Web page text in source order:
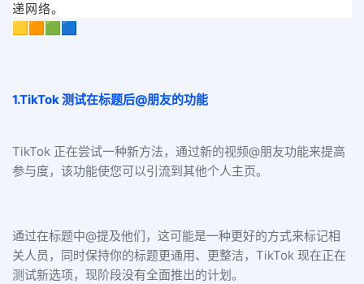
递网络。
🟨🟧🟩🟦
1.TikTok 测试在标题后@朋友的功能
TikTok 正在尝试一种新方法，通过新的视频@朋友功能来提高
参与度，该功能使您可以引流到其他个人主页。
通过在标题中@提及他们，这可能是一种更好的方式来标记相
关人员，同时保持你的标题更通用、更整洁，TikTok 现在正在
测试新选项，现阶段没有全面推出的计划。